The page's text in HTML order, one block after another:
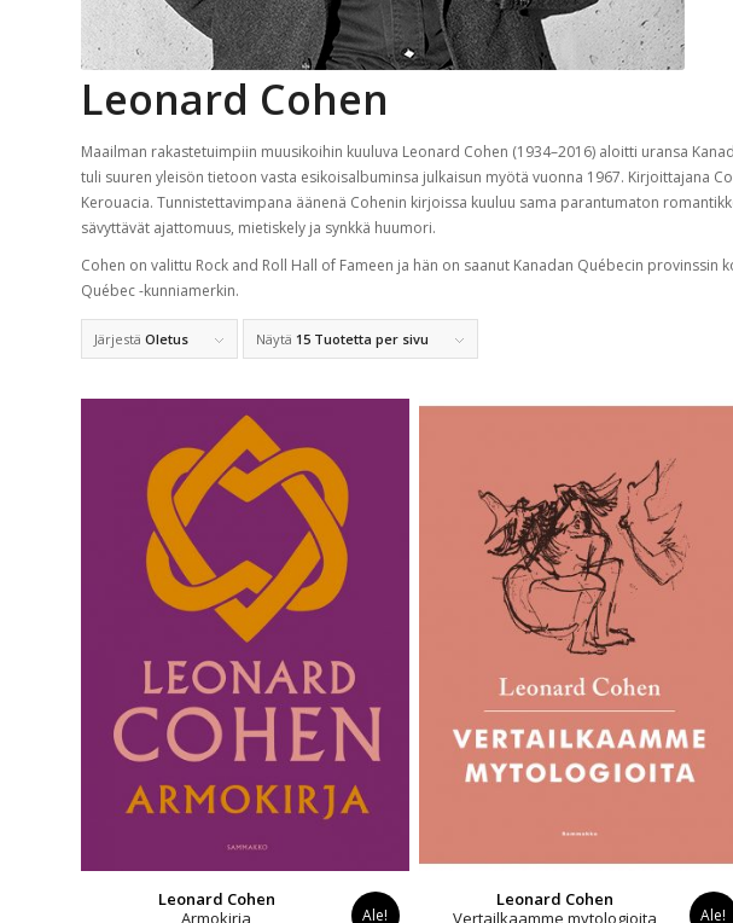
Leonard Cohen
Maailman rakastetuimpiin muusikoihin kuuluva Leonard Cohen (1934–2016) aloitti uransa
tuli suuren yleisön tietoon vasta esikoisalbuminsa julkaisun myötä vuonna 1967. Kirjoittajana
Kerouacia. Tunnistettavimpana äänenä Cohenin kirjoissa kuuluu sama parantumaton
sävyttävät ajattomuus, mietiskely ja synkkä huumori.
Cohen on valittu Rock and Roll Hall of Fameen ja hän on saanut Kanadan Québecin
Québec -kunniamerkin.
Järjestä Oletus Näytä 15 Tuotetta per sivu
Leonard Cohen
Armokirja
Ale!
Leonard Cohen
Vertailkaamme mytologioita
Ale!